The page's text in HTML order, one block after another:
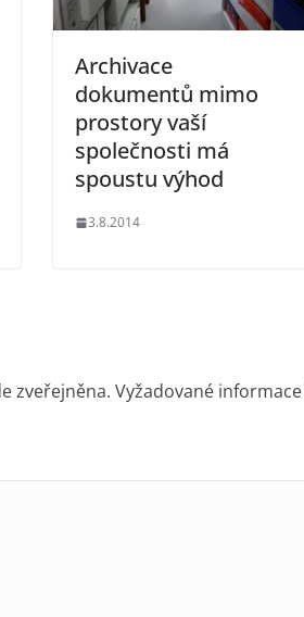
Archivace
dokumentů mimo
prostory vaší
společnosti má
spoustu výhod
3.8.2014
zveřejněna. Vyžadované